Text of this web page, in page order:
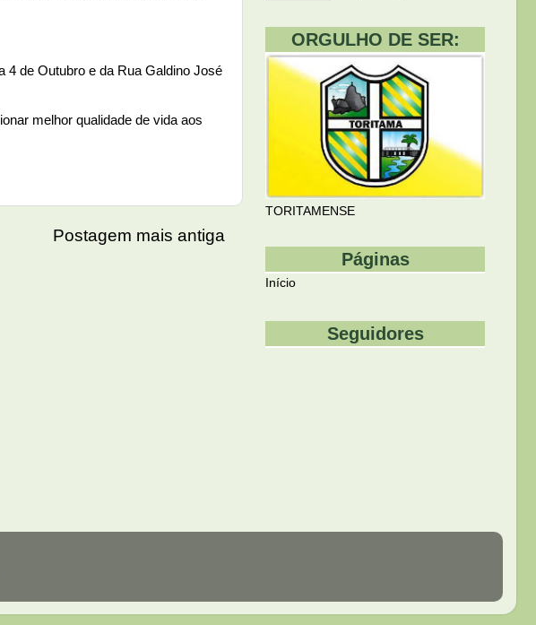
4 de Outubro e da Rua Galdino José
melhor qualidade de vida aos
Postagem mais antiga
ORGULHO DE SER:
TORITAMENSE
Páginas
Início
Seguidores